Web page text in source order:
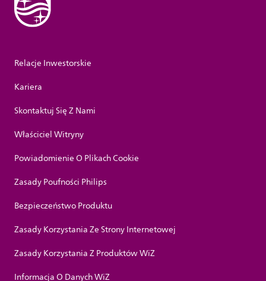
Relacje Inwestorskie
Kariera
Skontaktuj Się Z Nami
Właściciel Witryny
Powiadomienie O Plikach Cookie
Zasady Poufności Philips
Bezpieczeństwo Produktu
Zasady Korzystania Ze Strony Internetowej
Zasady Korzystania Z Produktów WiZ
Informacja O Danych WiZ